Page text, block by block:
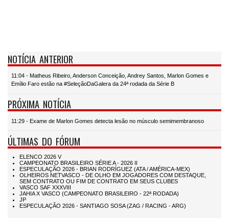
NOTÍCIA ANTERIOR
11:04 - Matheus Ribeiro, Anderson Conceição, Andrey Santos, Marlon Gomes e
Emílio Faro estão na #SeleçãoDaGalera da 24ª rodada da Série B
PRÓXIMA NOTÍCIA
11:29 - Exame de Marlon Gomes detecta lesão no músculo semimembranoso
ÚLTIMAS DO FÓRUM